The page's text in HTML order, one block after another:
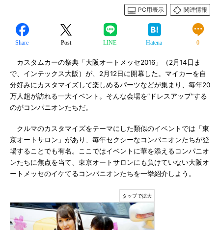
PC用表示
関連情報
Share Post LINE Hatena 0
カスタムカーの祭典「大阪オートメッセ2016」（2月14日ま
で、インテックス大阪）が、2月12日に開幕した。マイカーを自
分好みにカスタマイズして楽しめるパーツなどが集まり、毎年20
万人超が訪れる一大イベント。そんな会場を“ドレスアップ”する
のがコンパニオンたちだ。
クルマのカスタマイズをテーマにした類似のイベントでは「東
京オートサロン」があり、毎年セクシーなコンパニオンたちが登
場することでも有名。ここではイベントに華を添えるコンパニオ
ンたちに焦点を当て、東京オートサロンにも負けていない大阪オ
ートメッセのイケてるコンパニオンたちを一挙紹介しよう。